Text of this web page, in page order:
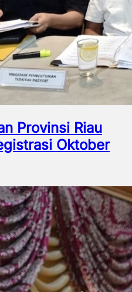
Provinsi Riau
Oktober